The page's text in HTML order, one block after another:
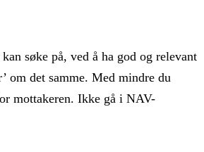
søke på, ved å ha god og relevant
om det samme. Med mindre du
mottakeren. Ikke gå i NAV-